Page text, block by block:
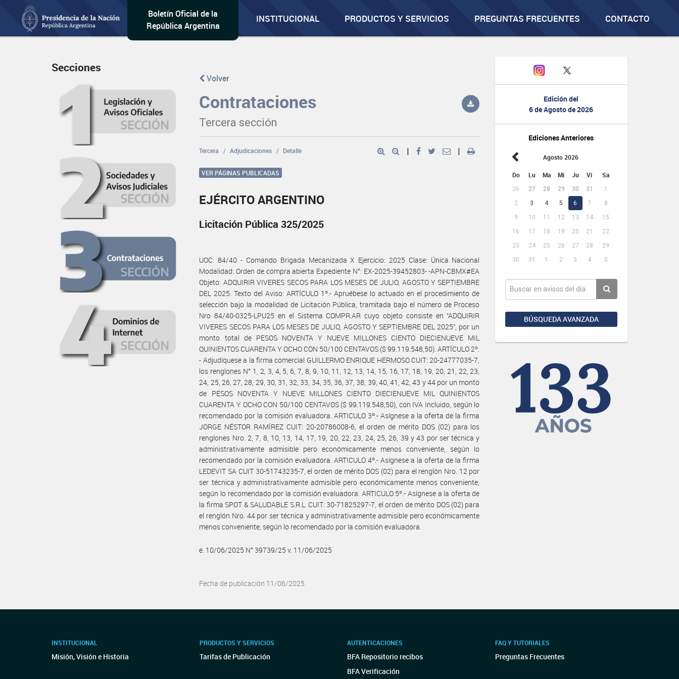
Boletín Oficial de la
República Argentina
INSTITUCIONAL PRODUCTOS Y SERVICIOS PREGUNTAS FRECUENTES CONTACTO
Edición del
6 de Agosto de 2026
Ediciones Anteriores
Agosto 2026
Do Lu Ma Mi Ju Vi Sa
26 27 28 29 30 31
1
2
3 4 5 6 7
8
9
10 11 12 13 14
15
16
17 18 19 20 21
22
23
24 25 26 27 28
29
30
31 1 2 3 4 5
BÚSQUEDA AVANZADA
Secciones
Volver
Contrataciones
Tercera sección
Tercera Adjudicaciones Detalle | |
VER PÁGINAS PUBLICADAS
EJÉRCITO ARGENTINO
Licitación Pública 325/2025
UOC: 84/40 - Comando Brigada Mecanizada X Ejercicio: 2025 Clase: Única Nacional
Modalidad: Orden de compra abierta Expediente N°: EX-2025-39452803- -APN-CBMX#EA
Objeto: ADQUIRIR VIVERES SECOS PARA LOS MESES DE JULIO, AGOSTO Y SEPTIEMBRE
DEL 2025. Texto del Aviso: ARTÍCULO 1º.- Apruébese lo actuado en el procedimiento de
selección bajo la modalidad de Licitación Pública, tramitada bajo el número de Proceso
Nro 84/40-0325-LPU25 en el Sistema COMPR.AR cuyo objeto consiste en “ADQUIRIR
VIVERES SECOS PARA LOS MESES DE JULIO, AGOSTO Y SEPTIEMBRE DEL 2025”, por un
monto total de PESOS NOVENTA Y NUEVE MILLONES CIENTO DIECIENUEVE MIL
QUINIENTOS CUARENTA Y OCHO CON 50/100 CENTAVOS ($ 99.119.548,50). ARTÍCULO 2º.
- Adjudíquese a la firma comercial GUILLERMO ENRIQUE HERMOSO CUIT: 20-24777035-7,
los renglones N° 1, 2, 3, 4, 5, 6, 7, 8, 9, 10, 11, 12, 13, 14, 15, 16, 17, 18, 19, 20, 21, 22, 23,
24, 25, 26, 27, 28, 29, 30, 31, 32, 33, 34, 35, 36, 37, 38, 39, 40, 41, 42, 43 y 44 por un monto
de PESOS NOVENTA Y NUEVE MILLONES CIENTO DIECIENUEVE MIL QUINIENTOS
CUARENTA Y OCHO CON 50/100 CENTAVOS ($ 99.119.548,50), con IVA Incluido, según lo
recomendado por la comisión evaluadora. ARTICULO 3º.- Asígnese a la oferta de la firma
JORGE NÉSTOR RAMÍREZ CUIT: 20-20786008-6, el orden de mérito DOS (02) para los
renglones Nro. 2, 7, 8, 10, 13, 14, 17, 19, 20, 22, 23, 24, 25, 26, 39 y 43 por ser técnica y
administrativamente admisible pero económicamente menos conveniente, según lo
recomendado por la comisión evaluadora. ARTICULO 4º.- Asígnese a la oferta de la firma
LEDEVIT SA CUIT 30-51743235-7, el orden de mérito DOS (02) para el renglón Nro. 12 por
ser técnica y administrativamente admisible pero económicamente menos conveniente,
según lo recomendado por la comisión evaluadora. ARTICULO 5º.- Asígnese a la oferta de
la firma SPOT & SALUDABLE S.R.L. CUIT: 30-71825297-7, el orden de mérito DOS (02) para
el renglón Nro. 44 por ser técnica y administrativamente admisible pero económicamente
menos conveniente, según lo recomendado por la comisión evaluadora.
e. 10/06/2025 N° 39739/25 v. 11/06/2025
Fecha de publicación 11/06/2025
INSTITUCIONAL
Misión, Visión e Historia
PRODUCTOS Y SERVICIOS
Tarifas de Publicación
AUTENTICACIONES
BFA Repositorio recibos
BFA Verificación
FAQ Y TUTORIALES
Preguntas Frecuentes